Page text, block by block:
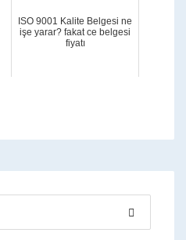
ISO 9001 Kalite Belgesi ne
işe yarar? fakat ce belgesi
fiyatı